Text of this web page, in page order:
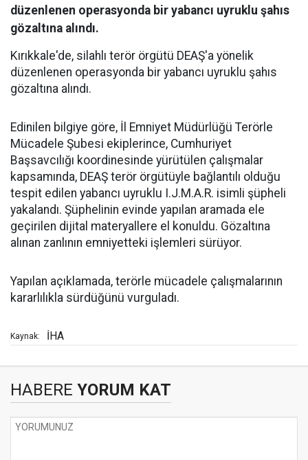
düzenlenen operasyonda bir yabancı uyruklu şahıs
gözaltına alındı.
Kırıkkale'de, silahlı terör örgütü DEAŞ'a yönelik
düzenlenen operasyonda bir yabancı uyruklu şahıs
gözaltına alındı.
Edinilen bilgiye göre, İl Emniyet Müdürlüğü Terörle
Mücadele Şubesi ekiplerince, Cumhuriyet
Başsavcılığı koordinesinde yürütülen çalışmalar
kapsamında, DEAŞ terör örgütüyle bağlantılı olduğu
tespit edilen yabancı uyruklu I.J.M.A.R. isimli şüpheli
yakalandı. Şüphelinin evinde yapılan aramada ele
geçirilen dijital materyallere el konuldu. Gözaltına
alınan zanlının emniyetteki işlemleri sürüyor.
Yapılan açıklamada, terörle mücadele çalışmalarının
kararlılıkla sürdüğünü vurguladı.
Kaynak: İHA
HABERE YORUM KAT